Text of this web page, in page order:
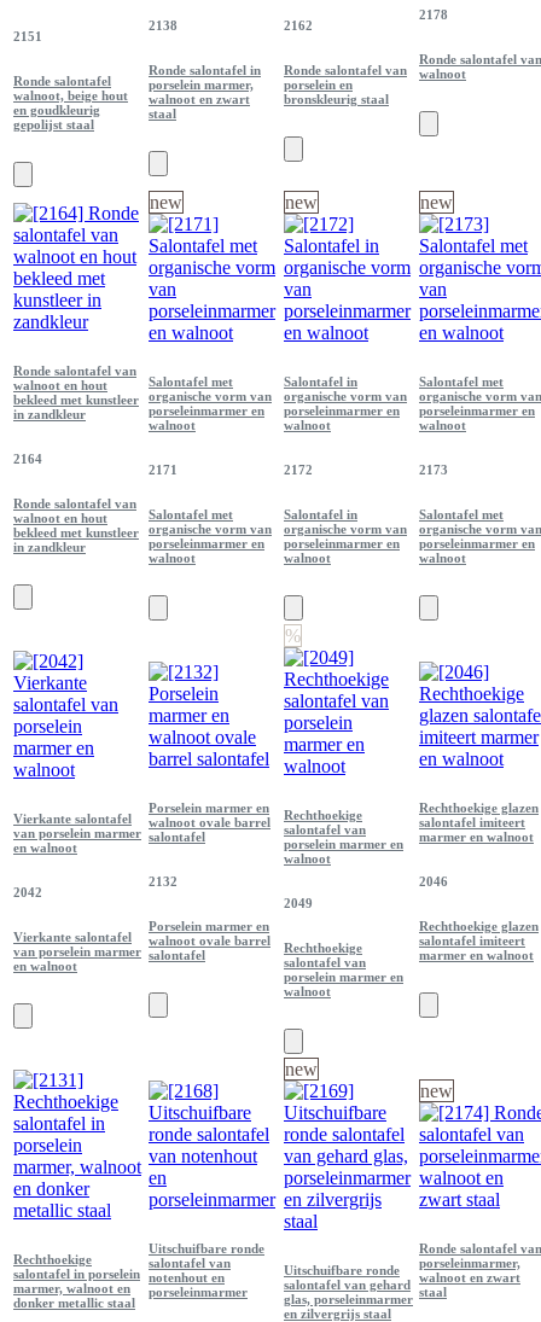
2151
Ronde salontafel
walnoot, beige hout
en goudkleurig
gepolijst staal
2138
Ronde salontafel in
porselein marmer,
walnoot en zwart
staal
2162
Ronde salontafel van
porselein en
bronskleurig staal
2178
Ronde salontafel van
walnoot
Ronde salontafel van
walnoot en hout
bekleed met kunstleer
in zandkleur
2164
Ronde salontafel van
walnoot en hout
bekleed met kunstleer
in zandkleur
new
Salontafel met
organische vorm van
porseleinmarmer en
walnoot
2171
Salontafel met
organische vorm van
porseleinmarmer en
walnoot
new
Salontafel in
organische vorm van
porseleinmarmer en
walnoot
2172
Salontafel in
organische vorm van
porseleinmarmer en
walnoot
new
Salontafel met
organische vorm van
porseleinmarmer en
walnoot
2173
Salontafel met
organische vorm van
porseleinmarmer en
walnoot
Vierkante salontafel
van porselein marmer
en walnoot
2042
Vierkante salontafel
van porselein marmer
en walnoot
Porselein marmer en
walnoot ovale barrel
salontafel
2132
Porselein marmer en
walnoot ovale barrel
salontafel
%
Rechthoekige
salontafel van
porselein marmer en
walnoot
2049
Rechthoekige
salontafel van
porselein marmer en
walnoot
Rechthoekige glazen
salontafel imiteert
marmer en walnoot
2046
Rechthoekige glazen
salontafel imiteert
marmer en walnoot
Rechthoekige
salontafel in porselein
marmer, walnoot en
donker metallic staal
Uitschuifbare ronde
salontafel van
notenhout en
porseleinmarmer
new
Uitschuifbare ronde
salontafel van gehard
glas, porseleinmarmer
en zilvergrijs staal
new
Ronde salontafel van
porseleinmarmer,
walnoot en zwart
staal